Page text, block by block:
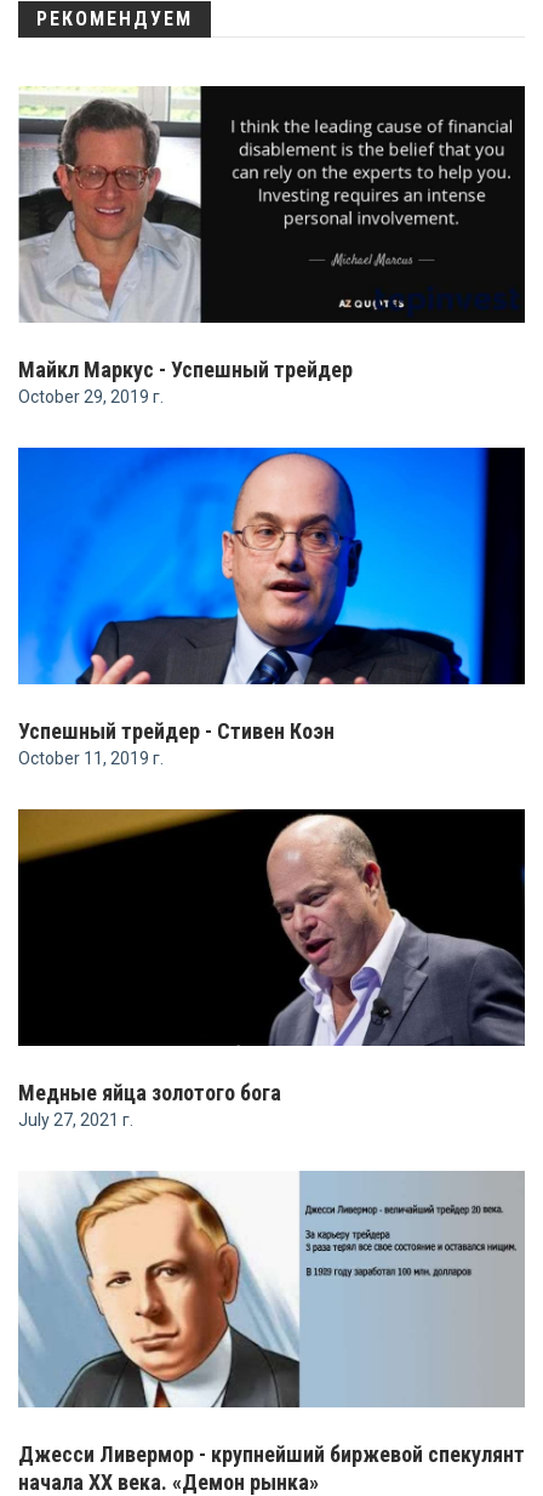
РЕКОМЕНДУЕМ
Майкл Маркус - Успешный трейдер
October 29, 2019 г.
Успешный трейдер - Стивен Коэн
October 11, 2019 г.
Медные яйца золотого бога
July 27, 2021 г.
Джесси Ливермор - крупнейший биржевой спекулянт
начала ХХ века. «Демон рынка»